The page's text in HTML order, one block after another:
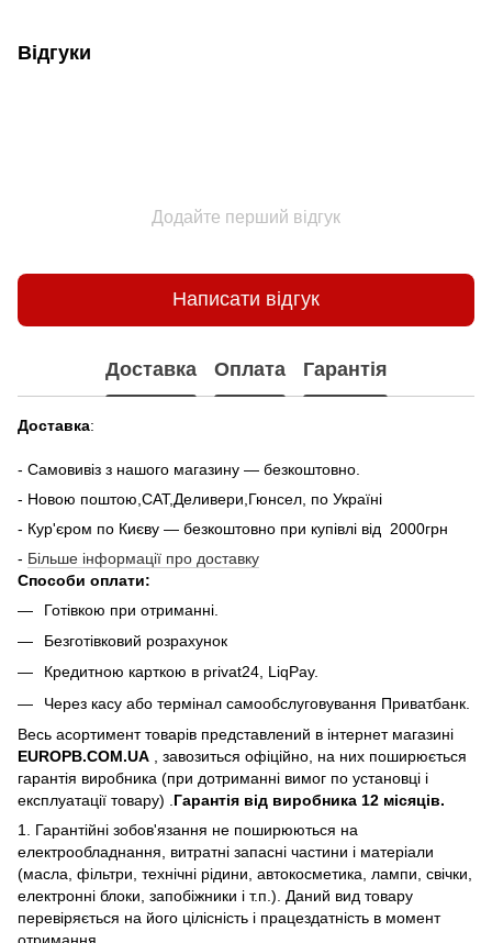
Відгуки
Додайте перший відгук
Написати відгук
Доставка Оплата Гарантія
Доставка:
- Самовивіз з нашого магазину — безкоштовно.
- Новою поштою,САТ,Деливери,Гюнсел, по Україні
- Кур'єром по Києву — безкоштовно при купiвлi вiд 2000грн
- Більше інформації про доставку
Способи оплати:
Готівкою при отриманні.
Безготівковий розрахунок
Кредитною карткою в privat24, LiqPay.
Через касу або термінал самообслуговування Приватбанк.
Весь асортимент товарів представлений в інтернет магазині
EUROPB.COM.UA
, завозиться офіційно, на них поширюється
гарантія виробника (при дотриманні вимог по установці і
експлуатації товару) . Гарантія від виробника 12 місяців.
1. Гарантійні зобов'язання не поширюються на
електрообладнання, витратні запасні частини і матеріали
(масла, фільтри, технічні рідини, автокосметика, лампи, свічки,
електронні блоки, запобіжники і т.п.). Даний вид товару
перевіряється на його цілісність і працездатність в момент